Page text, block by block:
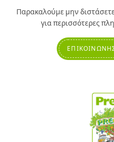
Παρακαλούμε μην
για περισσότερες